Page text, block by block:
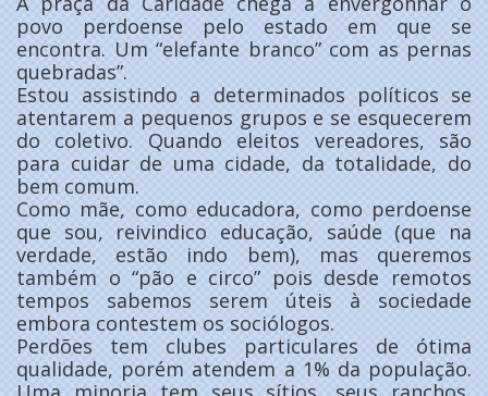
povo perdoense pelo estado em que se
encontra. Um “elefante branco” com as pernas
quebradas”.
Estou assistindo a determinados políticos se
atentarem a pequenos grupos e se esquecerem
do coletivo. Quando eleitos vereadores, são
para cuidar de uma cidade, da totalidade, do
bem comum.
Como mãe, como educadora, como perdoense
que sou, reivindico educação, saúde (que na
verdade, estão indo bem), mas queremos
também o “pão e circo” pois desde remotos
tempos sabemos serem úteis à sociedade
embora contestem os sociólogos.
Perdões tem clubes particulares de ótima
qualidade, porém atendem a 1% da população.